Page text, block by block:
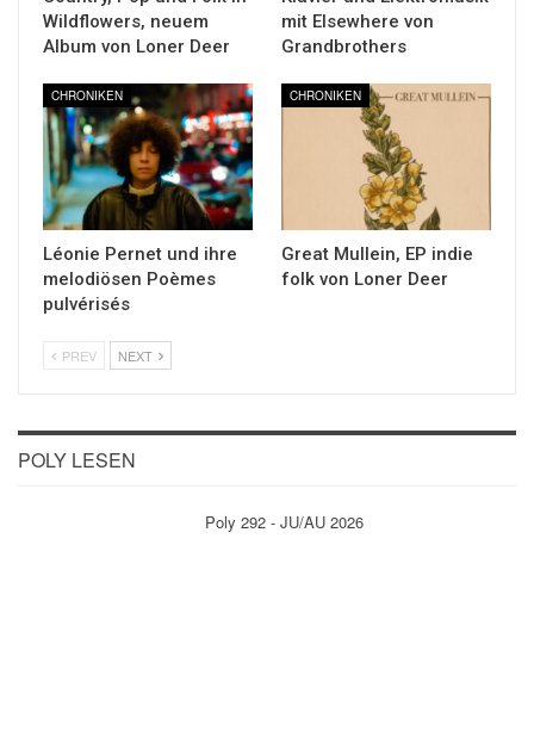
Wildflowers, neuem
Album von Loner Deer
mit Elsewhere von
Grandbrothers
CHRONIKEN
Léonie Pernet und ihre
melodiösen Poèmes
pulvérisés
CHRONIKEN
Great Mullein, EP indie
folk von Loner Deer
PREV NEXT
POLY LESEN
Poly 292 - JU/AU 2026